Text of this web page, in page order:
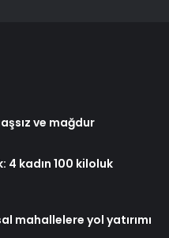
ve mağdur
4 kadın 100 kiloluk
mahallelere yol yatırımı